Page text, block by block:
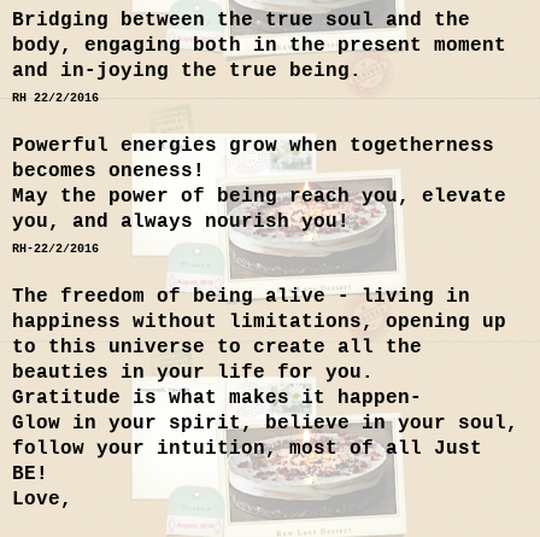
Bridging between the true soul and the
body, engaging both in the present moment
and in-joying the true being.
RH 22/2/2016
Powerful energies grow when togetherness
becomes oneness!
May the power of being reach you, elevate
you, and always nourish you!
RH-22/2/2016
The freedom of being alive - living in
happiness without limitations, opening up
to this universe to create all the
beauties in your life for you.
Gratitude is what makes it happen-
Glow in your spirit, believe in your soul,
follow your intuition, most of all Just
BE!
Love,